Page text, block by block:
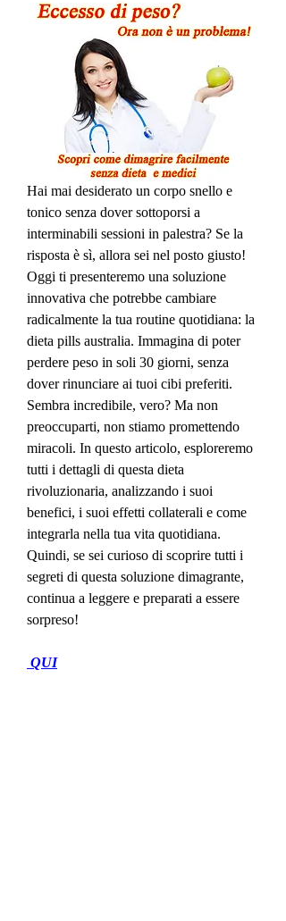
Hai mai desiderato un corpo snello e
tonico senza dover sottoporsi a
interminabili sessioni in palestra? Se la
risposta è sì, allora sei nel posto giusto!
Oggi ti presenteremo una soluzione
innovativa che potrebbe cambiare
radicalmente la tua routine quotidiana: la
dieta pills australia. Immagina di poter
perdere peso in soli 30 giorni, senza
dover rinunciare ai tuoi cibi preferiti.
Sembra incredibile, vero? Ma non
preoccuparti, non stiamo promettendo
miracoli. In questo articolo, esploreremo
tutti i dettagli di questa dieta
rivoluzionaria, analizzando i suoi
benefici, i suoi effetti collaterali e come
integrarla nella tua vita quotidiana.
Quindi, se sei curioso di scoprire tutti i
segreti di questa soluzione dimagrante,
continua a leggere e preparati a essere
sorpreso!
QUI